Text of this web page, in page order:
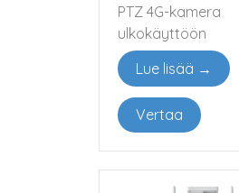
PTZ 4G-kamera
ulkokäyttöön
Lue lisää →
Vertaa